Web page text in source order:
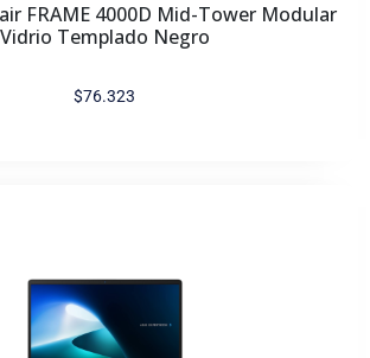
FRAME 4000D Mid-Tower Modular
Vidrio Templado Negro
$76.323